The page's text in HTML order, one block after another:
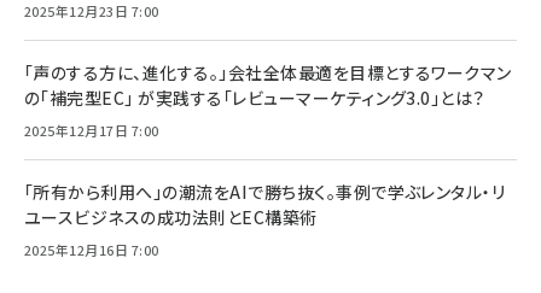
2025年12月23日 7:00
「声のする方に、進化する。」会社全体最適を目標とするワークマン
の「補完型EC」 が実践する「レビューマーケティング3.0」とは？
2025年12月17日 7:00
「所有から利用へ」の潮流をAIで勝ち抜く。事例で学ぶレンタル・リ
ユースビジネスの成功法則とEC構築術
2025年12月16日 7:00